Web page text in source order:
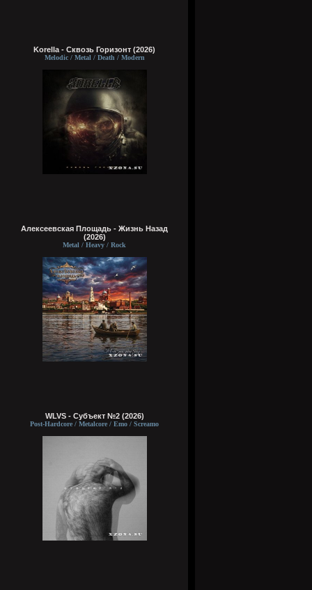
Korella - Сквозь Горизонт (2026)
Melodic / Metal / Death / Modern
Алексеевская Площадь - Жизнь Назад
(2026)
Metal / Heavy / Rock
WLVS - Субъект №2 (2026)
Post-Hardcore / Metalcore / Emo / Screamo